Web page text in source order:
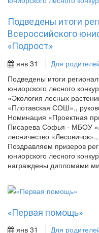
Подведены итоги
Всероссийского
«Подрост»
янв 31
Для
Подведены итоги
юниорского лесного
«Экология лесных
«Плотавская СОШ».,
Номинация «Проектная
Писарева Софья - МБОУ
лесничество
Поздравляем призеров
юниорского лесного
награждены дипломами
«Первая помощь»
янв 31
Для